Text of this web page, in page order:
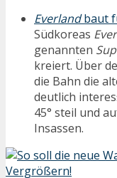
Everlandbaut
Südkoreas
genannten
kreiert. Über
die Bahn die
deutlich
45° steil und
Insassen.